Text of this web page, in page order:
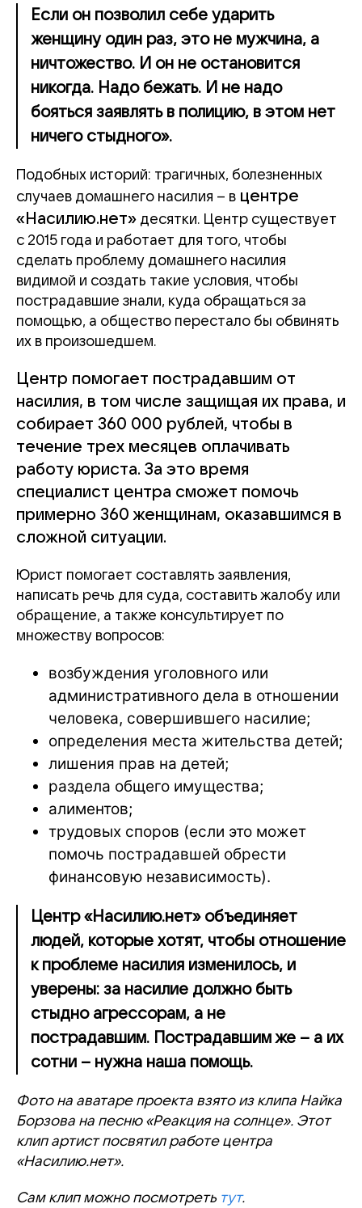
Если он позволил себе ударить
женщину один раз, это не мужчина, а
ничтожество. И он не остановится
никогда. Надо бежать. И не надо
бояться заявлять в полицию, в этом нет
ничего стыдного».
Подобных историй: трагичных, болезненных
случаев домашнего насилия – в центре
«Насилию.нет» десятки. Центр существует
с 2015 года и работает для того, чтобы
сделать проблему домашнего насилия
видимой и создать такие условия, чтобы
пострадавшие знали, куда обращаться за
помощью, а общество перестало бы обвинять
их в произошедшем.
Центр помогает пострадавшим от
насилия, в том числе защищая их права, и
собирает 360 000 рублей, чтобы в
течение трех месяцев оплачивать
работу юриста. За это время
специалист центра сможет помочь
примерно 360 женщинам, оказавшимся в
сложной ситуации.
Юрист помогает составлять заявления,
написать речь для суда, составить жалобу или
обращение, а также консультирует по
множеству вопросов:
возбуждения уголовного или
административного дела в отношении
человека, совершившего насилие;
определения места жительства детей;
лишения прав на детей;
раздела общего имущества;
алиментов;
трудовых споров (если это может
помочь пострадавшей обрести
финансовую независимость).
Центр «Насилию.нет» объединяет
людей, которые хотят, чтобы отношение
к проблеме насилия изменилось, и
уверены: за насилие должно быть
стыдно агрессорам, а не
пострадавшим. Пострадавшим же – а их
сотни – нужна наша помощь.
Фото на аватаре проекта взято из клипа Найка
Борзова на песню «Реакция на солнце». Этот
клип артист посвятил работе центра
«Насилию.нет».
Сам клип можно посмотреть тут.